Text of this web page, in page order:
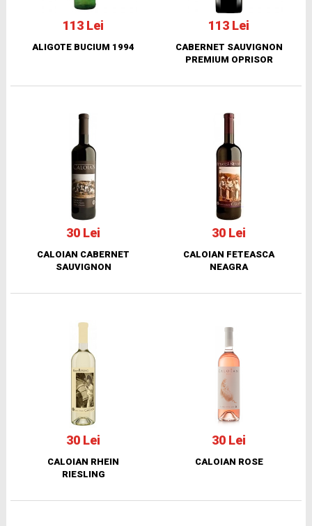
113 Lei
ALIGOTE BUCIUM 1994
113 Lei
CABERNET SAUVIGNON
PREMIUM OPRISOR
30 Lei
CALOIAN CABERNET
SAUVIGNON
30 Lei
CALOIAN FETEASCA
NEAGRA
30 Lei
CALOIAN RHEIN
RIESLING
30 Lei
CALOIAN ROSE